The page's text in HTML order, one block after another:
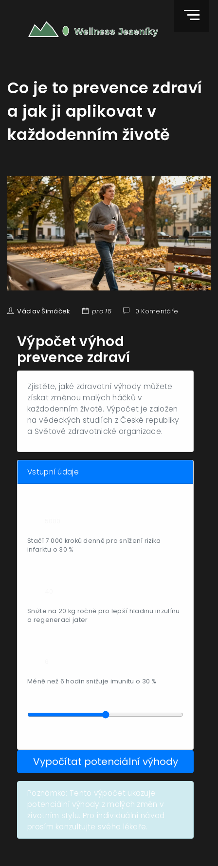
Co je to prevence zdraví
a jak ji aplikovat v
každodenním životě
Václav Šimáček pro 15 0 Komentáře
Výpočet výhod
prevence zdraví
Zjistěte, jaké zdravotní výhody můžete
získat změnou malých háčků v
každodenním životě. Výpočet je založen
na vědeckých studiích z České republiky
a Světové zdravotnické organizace.
Vstupní údaje
Stačí 7 000 kroků denně pro snížení rizika
infarktu o 30 %
Snižte na 20 kg ročně pro lepší hladinu inzulínu
a regeneraci jater
Méně než 6 hodin snižuje imunitu o 30 %
Vypočítat potenciální výhody
Poznámka: Tento výpočet ukazuje
potenciální výhody z malých změn v
životním stylu. Pro individuální návod
prosím konzultujte svého lékaře.